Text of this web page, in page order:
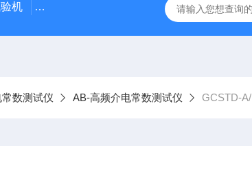
机 GCDLSM-800端子高低温循环测试仪
数测试仪 AB-高频介电常数测试仪 GCSTD-